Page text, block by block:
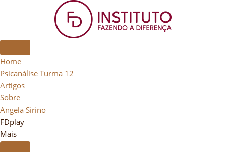
Home
Psicanálise Turma 12
Artigos
Sobre
Angela Sirino
FDplay
Mais